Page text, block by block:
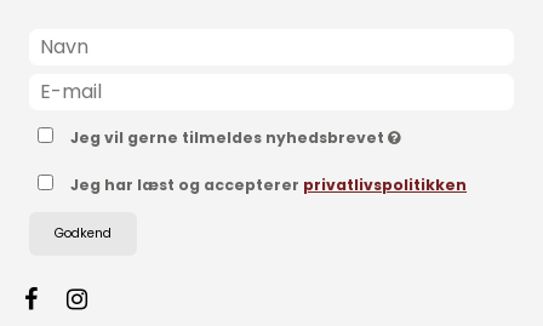
Jeg vil gerne tilmeldes nyhedsbrevet
Jeg har læst og accepterer privatlivspolitikken
Godkend